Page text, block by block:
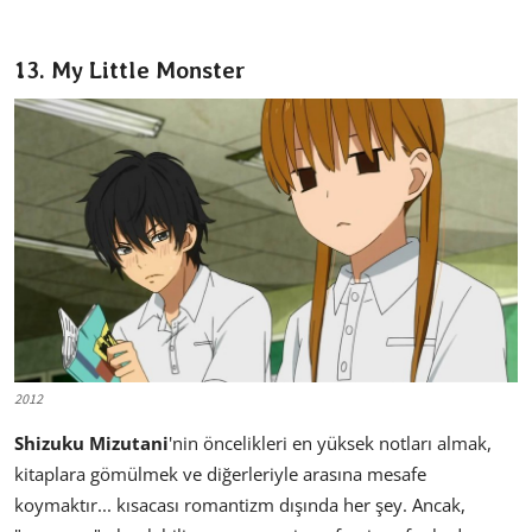
13. My Little Monster
2012
Shizuku Mizutani'nin öncelikleri en yüksek notları almak,
kitaplara gömülmek ve diğerleriyle arasına mesafe
koymaktır... kısacası romantizm dışında her şey. Ancak,